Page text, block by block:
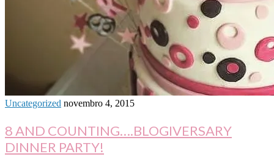
Uncategorized novembro 4, 2015
8 AND COUNTING….BLOGIVERSARY
DINNER PARTY!